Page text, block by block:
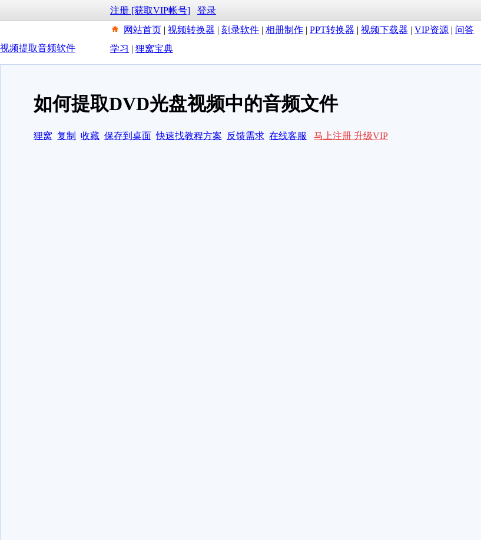
注册 [获取VIP帐号]
登录
网站首页 | 视频转换器 | 刻录软件 | 相册制作 | PPT转换器 | 视频下载器 | VIP资源 | 问答
学习 | 狸窝宝典
视频提取音频软件
如何提取DVD光盘视频中的音频文件
狸窝 复制 收藏 保存到桌面 快速找教程方案 反馈需求 在线客服 马上注册 升级VIP